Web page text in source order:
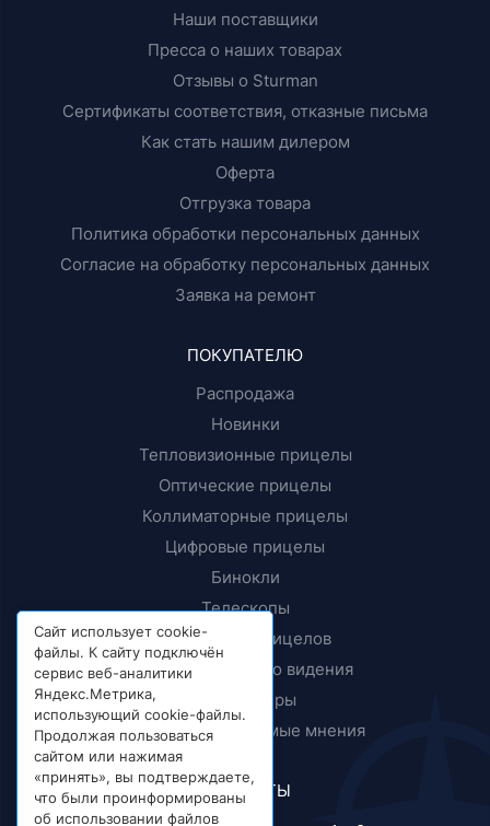
Наши поставщики
Пресса о наших товарах
Отзывы о Sturman
Сертификаты соответствия, отказные письма
Как стать нашим дилером
Оферта
Отгрузка товара
Политика обработки персональных данных
Согласие на обработку персональных данных
Заявка на ремонт
ПОКУПАТЕЛЮ
Распродажа
Новинки
Тепловизионные прицелы
Оптические прицелы
Коллиматорные прицелы
Цифровые прицелы
Бинокли
Телескопы
Крепления прицелов
Приборы ночного видения
Дальномеры
Тесты и независимые мнения
КОНТАКТЫ
Сайт использует cookie-
файлы. К сайту подключён
сервис веб-аналитики
Яндекс.Метрика,
использующий cookie-файлы.
Продолжая пользоваться
сайтом или нажимая
«принять», вы подтверждаете,
что были проинформированы
об использовании файлов